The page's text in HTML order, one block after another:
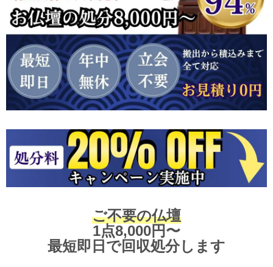
ご不要の仏壇
1点8,000円〜
最短即日で回収処分します